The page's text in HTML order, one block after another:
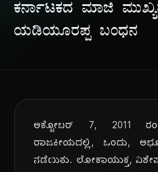
ಕರ್ನಾಟಕದ ಮಾಜಿ
ಯಡಿಯೂರಪ್ಪ ಬಂಧನ
ಅಕ್ಟೋಬರ್ 7, 2011
ರಾಜಕೀಯದಲ್ಲಿ, ಒಂದು,
ನಡೆಯಿತು. ಲೋಕಾಯುಕ್ತ,